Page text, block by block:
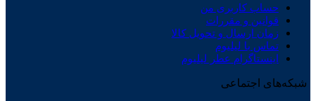
حساب کاربری من
قوانین و مقررات
زمان ارسال و تحویل کالا
تماس با لیلیوم
اینستاگرام عطر لیلیوم
شبکه‌های اجتماعی